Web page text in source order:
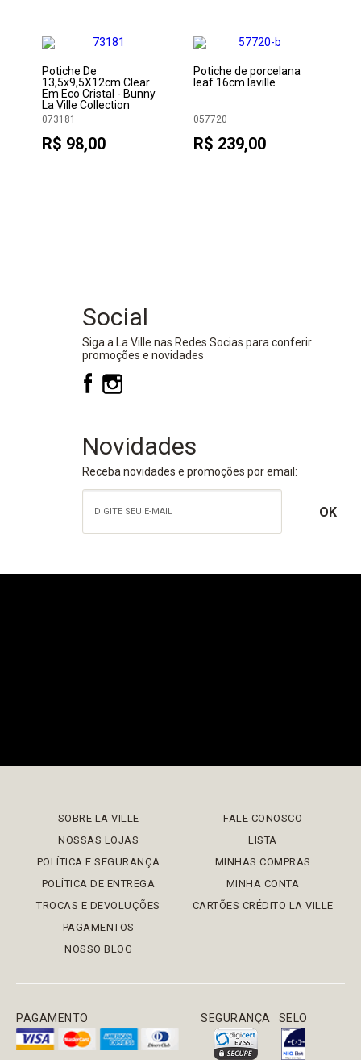
Potiche De
13,5x9,5X12cm Clear
Em Eco Cristal - Bunny
La Ville Collection
073181
R$ 98,00
Potiche de porcelana
leaf 16cm laville
057720
R$ 239,00
Social
Siga a La Ville nas Redes Socias para conferir
promoções e novidades
Novidades
Receba novidades e promoções por email:
SOBRE LA VILLE
NOSSAS LOJAS
POLÍTICA E SEGURANÇA
POLÍTICA DE ENTREGA
TROCAS E DEVOLUÇÕES
PAGAMENTOS
NOSSO BLOG
FALE CONOSCO
LISTA
MINHAS COMPRAS
MINHA CONTA
CARTÕES CRÉDITO LA VILLE
PAGAMENTO SEGURANÇA SELO